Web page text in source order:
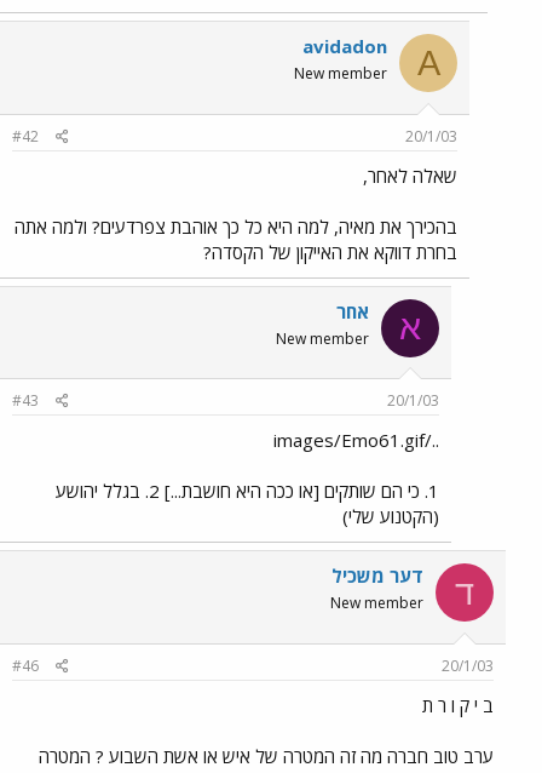
A
avidadon
New member
20/1/03
#42
שאלה לאחר,
בהכירך את מאיה, למה היא כל כך אוהבת צפרדעים? ולמה אתה
בחרת דווקא את האייקון של הקסדה?
א אחר
New member
20/1/03
#43
../images/Emo61.gif
1. כי הם שותקים [או ככה היא חושבת...] 2. בגלל יהושע
(הקטנוע שלי)
ד דער משכיל
New member
20/1/03
#46
ב י ק ו ר ת
ערב טוב חברה מה זה המטרה של איש או אשת השבוע ? המטרה